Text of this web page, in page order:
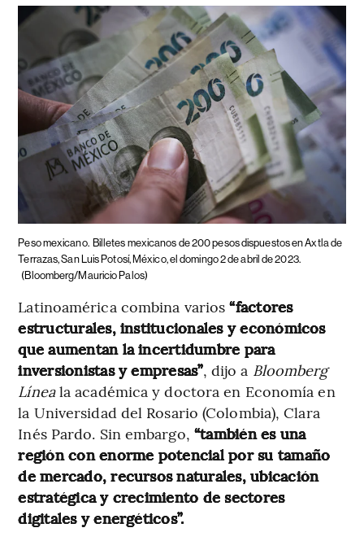
Peso mexicano. Billetes mexicanos de 200 pesos dispuestos en Axtla de
Terrazas, San Luis Potosí, México, el domingo 2 de abril de 2023.
(Bloomberg/Mauricio Palos)
Latinoamérica combina varios “factores
estructurales, institucionales y económicos
que aumentan la incertidumbre para
inversionistas y empresas”, dijo a Bloomberg
Líneala académica y doctora en Economía en
la Universidad del Rosario (Colombia), Clara
Inés Pardo. Sin embargo, “también es una
región con enorme potencial por su tamaño
de mercado, recursos naturales, ubicación
estratégica y crecimiento de sectores
digitales y energéticos”.